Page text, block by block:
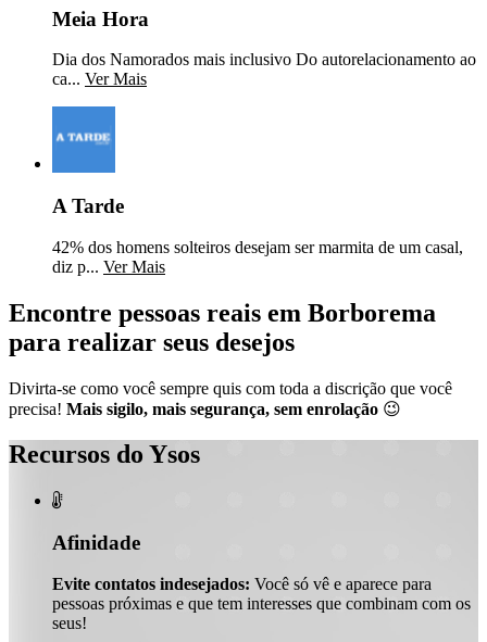
Meia Hora
Dia dos Namorados mais inclusivo Do autorelacionamento ao
ca... Ver Mais
A Tarde
42% dos homens solteiros desejam ser marmita de um casal,
diz p... Ver Mais
Encontre pessoas reais em Borborema
para realizar seus desejos
Divirta-se como você sempre quis com toda a discrição que você
precisa! Mais sigilo, mais segurança, sem enrolação 😉
Recursos do Ysos

Afinidade
Evite contatos indesejados: Você só vê e aparece para
pessoas próximas e que tem interesses que combinam com os
seus!